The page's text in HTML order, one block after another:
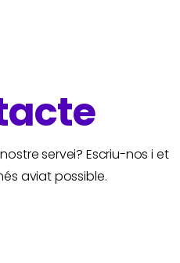
servei? Escriu-nos i et
aviat possible.